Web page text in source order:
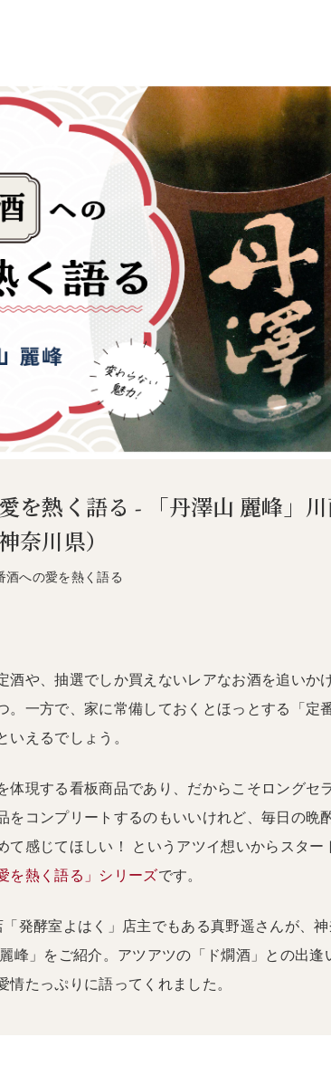
を熱く語る - 「丹澤山 麗峰」
奈川県）
酒への愛を熱く語る
酒や、抽選でしか買えないレアなお酒を追いか
。一方で、家に常備しておくとほっとする「定番
えるでしょう。
体現する看板商品であり、だからこそロングセ
をコンプリートするのもいいけれど、毎日の晩
て感じてほしい！ というアツイ想いからスター
を熱く語る」シリーズです。
発酵室よはく」店主でもある真野遥さんが、神
峰」をご紹介。アツアツの「ド燗酒」との出逢
たっぷりに語ってくれました。